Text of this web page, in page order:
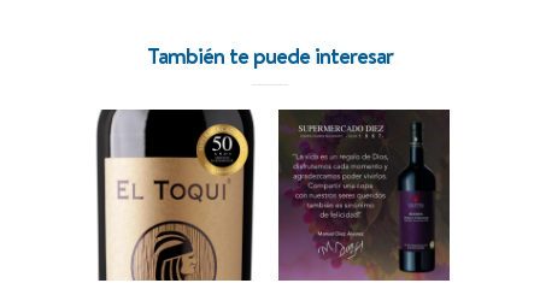
También te puede interesar